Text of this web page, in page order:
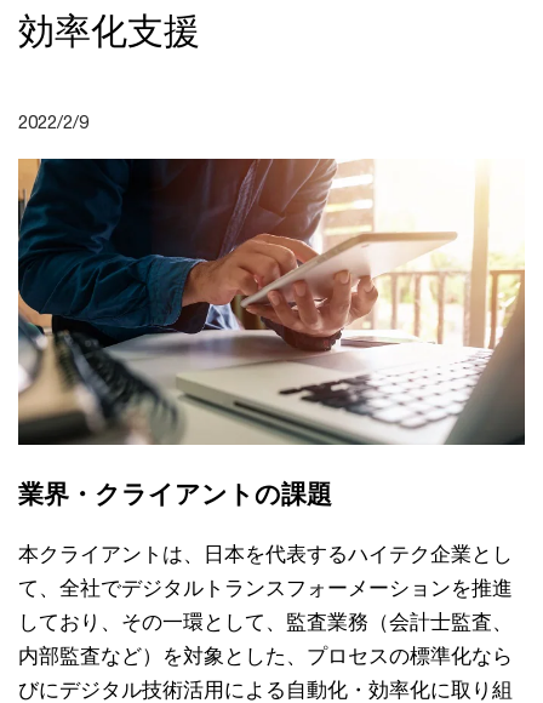
効率化支援
2022/2/9
業界・クライアントの課題
本クライアントは、日本を代表するハイテク企業とし
て、全社でデジタルトランスフォーメーションを推進
しており、その一環として、監査業務（会計士監査、
内部監査など）を対象とした、プロセスの標準化なら
びにデジタル技術活用による自動化・効率化に取り組